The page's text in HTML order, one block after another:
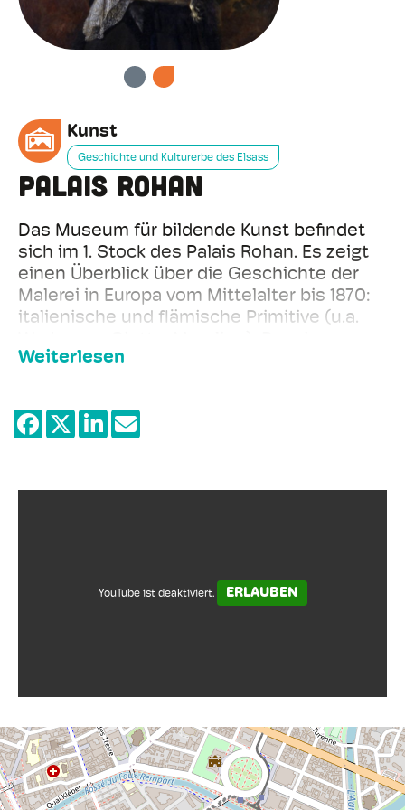
VORHERIGE
WEITER
Kunst
Geschichte und Kulturerbe des Elsass
Palais Rohan
Das Museum für bildende Kunst befindet
sich im 1. Stock des Palais Rohan. Es zeigt
einen Überblick über die Geschichte der
Malerei in Europa vom Mittelalter bis 1870:
italienische und flämische Primitive (u.a.
und Manierismus (Botticelli, Raphaël,
Barock, Realismus, Klassizismus im 17. und
18. Jahrhundert (Rubens, Van Dyck,
Boucher, Canaletto, Tiepolo, Ribera, Goya);
Weiterlesen
YouTube ist deaktiviert. ERLAUBEN